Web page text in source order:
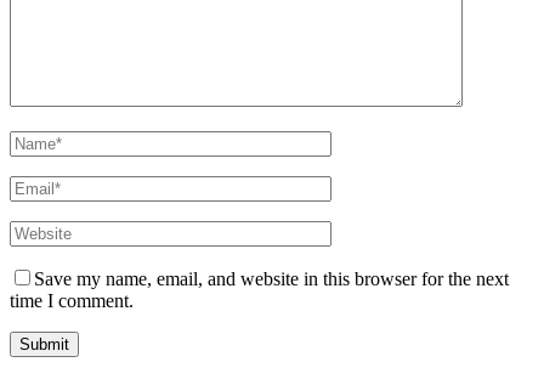
Save my name, email, and website in this browser for the next
time I comment.